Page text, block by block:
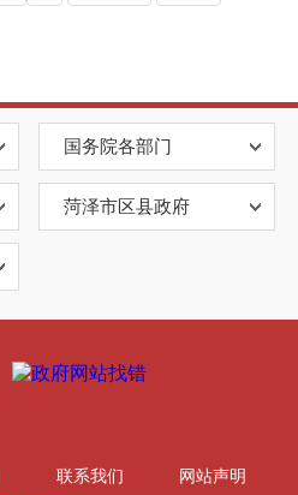
国务院各部门
菏泽市区县政府
联系我们
网站声明